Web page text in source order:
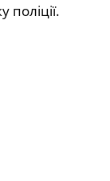
поліції.